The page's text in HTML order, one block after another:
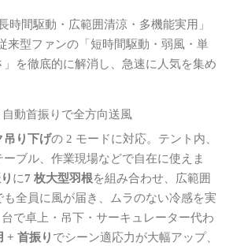
時間駆動・広範囲清涼・多機能実用」
来型ファンの「短時間駆動・弱風・単
を徹底的に解消し、急速に人気を集め
動首振りで全方向送風
吊り下げの 2 モードに対応。テント内、
ブル、作業現場などで自在に使えま
に7 枚大型羽根を組み合わせ、広範囲
全員に風が届き、ムラのない冷感を実
で卓上・吊下・サーキュレーター代わ
+ 首振り でシーン適応力が大幅アップ、